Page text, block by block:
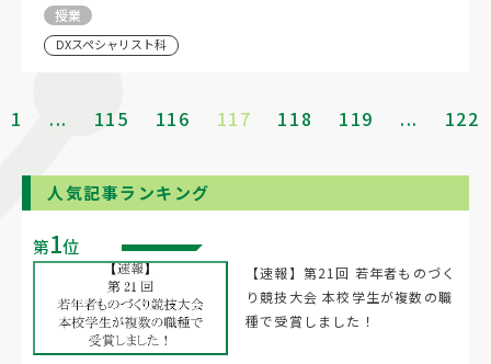
授業
DXスペシャリスト科
1 ... 115 116 117 118 119 ... 122
人気記事ランキング
第1位
【速報】第21回 若年者ものづく
り競技大会 本校学生が複数の職
種で受賞しました！